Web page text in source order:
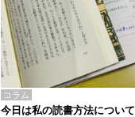
コラム
今日は私の読書方法について